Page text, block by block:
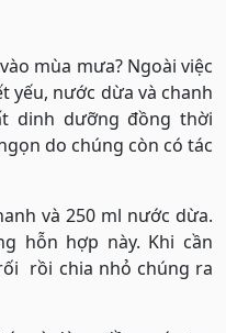
mùa mưa? Ngoài việc
yếu, nước dừa và chanh
dinh dưỡng đồng thời
do chúng còn có tác
và 250 ml nước dừa.
hỗn hợp này. Khi cần
rồi chia nhỏ chúng ra